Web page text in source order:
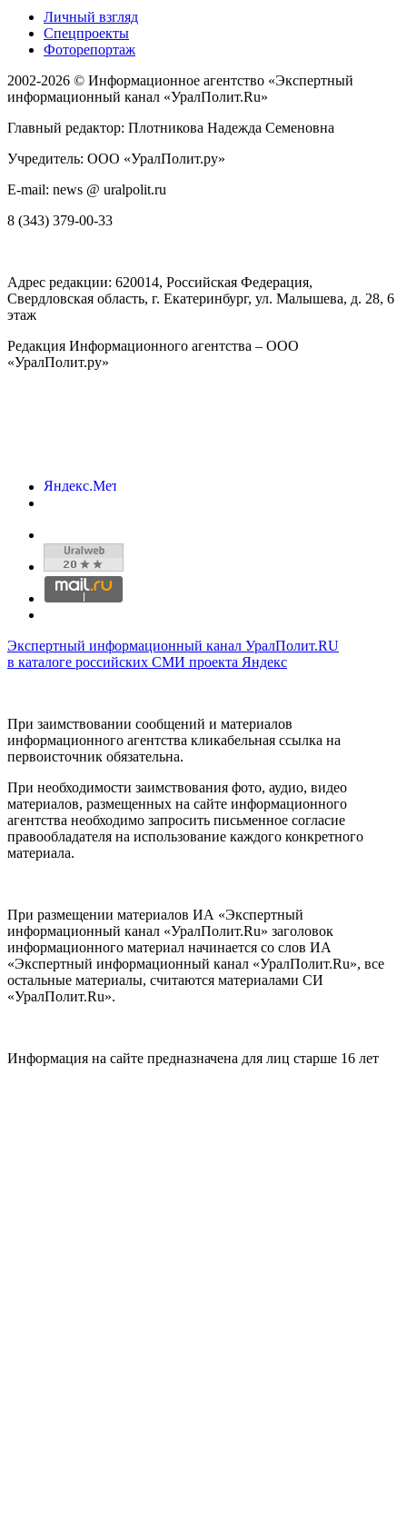
Личный взгляд
Спецпроекты
Фоторепортаж
2002-2026 © Информационное агентство «Экспертный
информационный канал «УралПолит.Ru»
Главный редактор: Плотникова Надежда Семеновна
Учредитель: ООО «УралПолит.ру»
E-mail: news @ uralpolit.ru
8 (343) 379-00-33
Адрес редакции: 620014, Российская Федерация,
Свердловская область, г. Екатеринбург, ул. Малышева, д. 28, 6
этаж
Редакция Информационного агентства – ООО
«УралПолит.ру»
Экспертный информационный канал УралПолит.RU
в каталоге российских СМИ проекта Яндекс
При заимствовании сообщений и материалов
информационного агентства кликабельная ссылка на
первоисточник обязательна.
При необходимости заимствования фото, аудио, видео
материалов, размещенных на сайте информационного
агентства необходимо запросить письменное согласие
правообладателя на использование каждого конкретного
материала.
При размещении материалов ИА «Экспертный
информационный канал «УралПолит.Ru» заголовок
информационного материал начинается со слов ИА
«Экспертный информационный канал «УралПолит.Ru», все
остальные материалы, считаются материалами СИ
«УралПолит.Ru».
Информация на сайте предназначена для лиц старше 16 лет